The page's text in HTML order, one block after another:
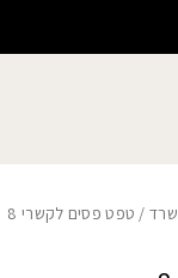
/ טפט פסים לקשרי 8